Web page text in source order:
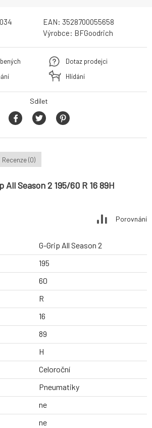
EAN: 3528700055658
Výrobce: BFGoodrich
Dotaz prodejci
Hlídání
Sdílet
Recenze (0)
All Season 2 195/60 R 16 89H
Porovnání
G-Grip All Season 2
195
60
R
16
89
H
Celoroční
Pneumatiky
ne
ne